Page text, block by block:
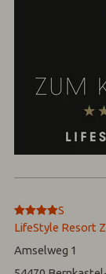
****
S
LifeStyle Resort
Amselweg 1